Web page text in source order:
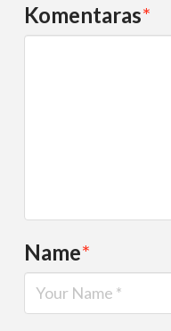
Komentaras*
Name*